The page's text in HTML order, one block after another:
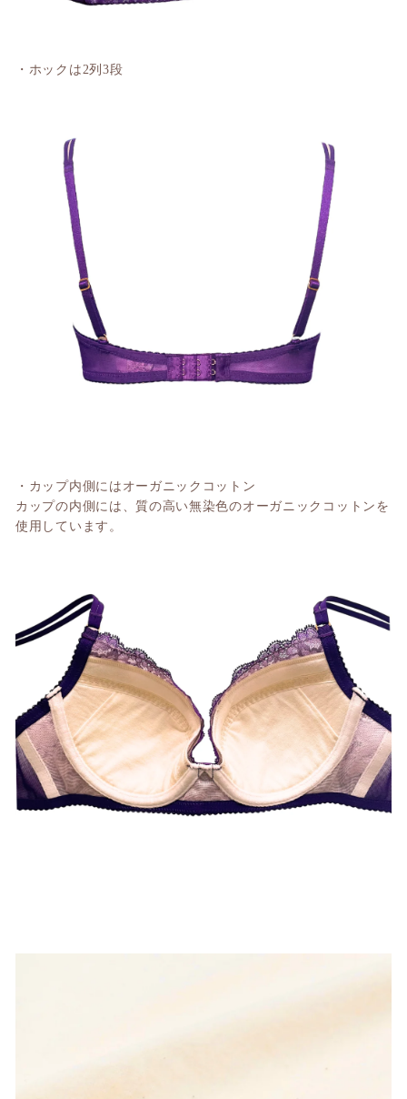
・ホックは2列3段
・カップ内側にはオーガニックコットン
カップの内側には、質の高い無染色のオーガニックコットンを
使用しています。